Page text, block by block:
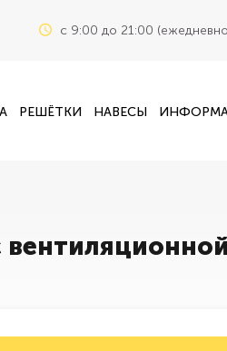
c 9:00 до 21:00
РЕШЁТКИ НАВЕСЫ